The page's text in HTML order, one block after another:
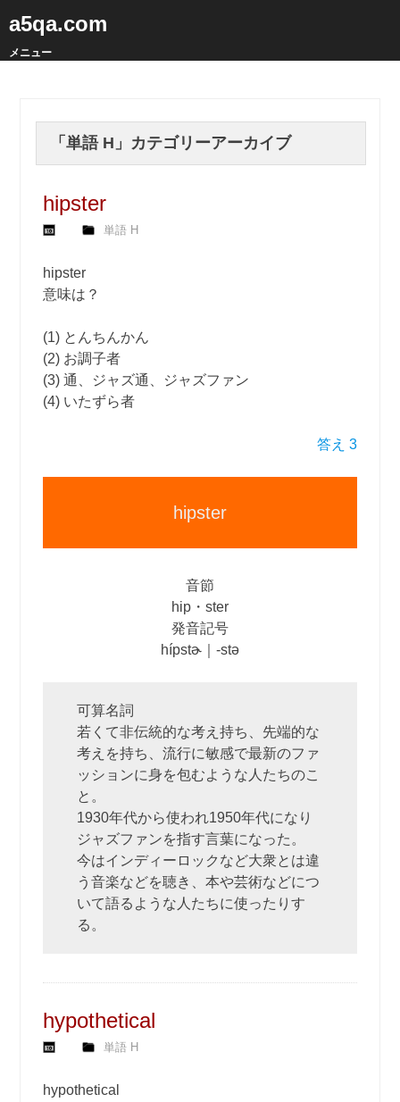
a5qa.com
メニュー
「単語 H 」カテゴリーアーカイブ
hipster
単語 H
hipster
意味は？
(1) とんちんかん
(2) お調子者
(3) 通、ジャズ通、ジャズファン
(4) いたずら者
答え 3
hipster
音節
hip・ster
発音記号
hípstɚ｜‐stə
可算名詞
若くて非伝統的な考え持ち、先端的な
考えを持ち、流行に敏感で最新のファ
ッションに身を包むような人たちのこ
と。
1930年代から使われ1950年代になり
ジャズファンを指す言葉になった。
今はインディーロックなど大衆とは違
う音楽などを聴き、本や芸術などにつ
いて語るような人たちに使ったりす
る。
hypothetical
単語 H
hypothetical